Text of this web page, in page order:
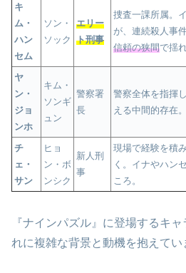
キ
ム・
ハン
セム
ソン・
ソック
エリー
ト刑事
捜査一課所属。
が、連続殺人事
信頼の狭間で揺
ヤ
ン・
ジョ
ンホ
キム・
ソンギ
ュン
警察署
長
警察全体を指揮
える中間的存在。
チ
ェ・
サン
ヒョ
ン・ボ
ンシク
新人刑
事
現場で経験を積
く。イナやハン
ころ。
『ナインパズル』に登場するキ
れに複雑な背景と動機を抱えてい